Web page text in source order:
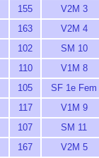
155 V2M 3
163 V2M 4
102 SM 10
110 V1M 8
105 SF 1e Fem
117 V1M 9
107 SM 11
167 V2M 5